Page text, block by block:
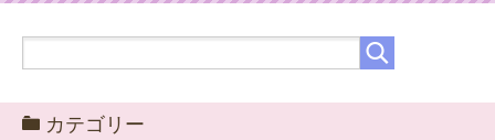
カテゴリー